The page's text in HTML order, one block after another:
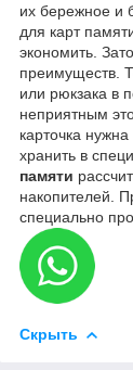
их бережное и
для карт
экономить.
преимуществ.
или рюкзака в
неприятным
карточка
хранить в
памяти
накопителей.
специально
Скрыть